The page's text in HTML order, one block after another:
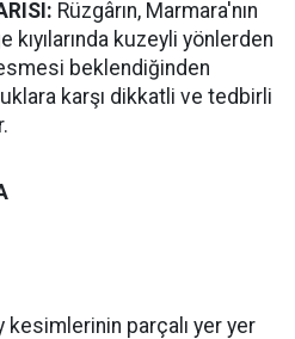
Rüzgârın, Marmara'nın
kıyılarında kuzeyli yönlerden
beklendiğinden
karşı dikkatli ve tedbirli
kesimlerinin parçalı yer yer